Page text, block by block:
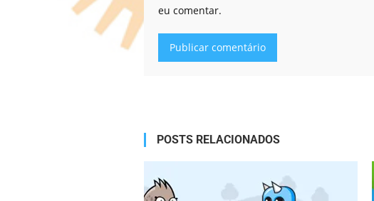
eu comentar.
POSTS RELACIONADOS